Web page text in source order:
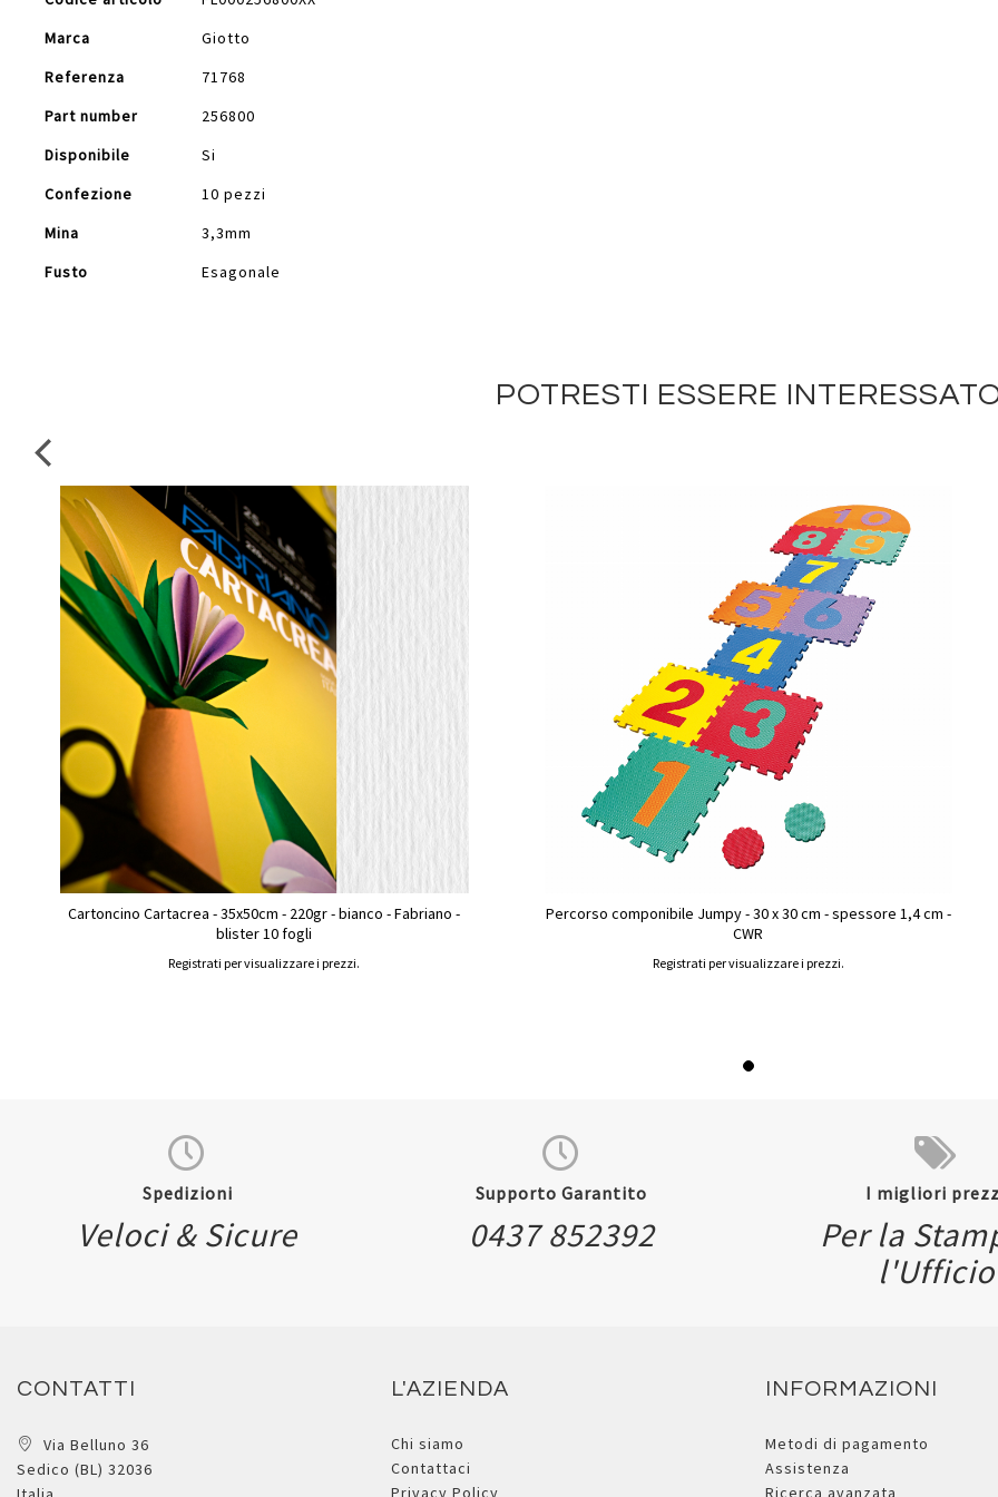
Marca
Giotto
Referenza
71768
Part number
256800
Disponibile
Si
Confezione
10 pezzi
Mina
3,3mm
Fusto
Esagonale
POTRESTI ESSERE
Cartoncino Cartacrea - 35x50cm - 220gr - bianco - Fabriano -
blister 10 fogli
Registrati per visualizzare i prezzi.
Percorso componibile Jumpy - 30 x 30 cm - spessore 1,4 cm -
CWR
Registrati per visualizzare i prezzi.
Spedizioni
Veloci & Sicure
Supporto Garantito
0437 852392
I migliori
Per la
l'Ufficio
CONTATTI
Via Belluno 36
Sedico (BL) 32036
L'AZIENDA
Chi siamo
Contattaci
Privacy Policy
INFORMAZIONI
Metodi di pagamento
Assistenza
Ricerca avanzata